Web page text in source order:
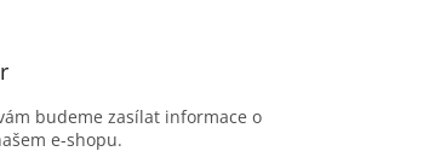
budeme zasílat informace o
e-shopu.